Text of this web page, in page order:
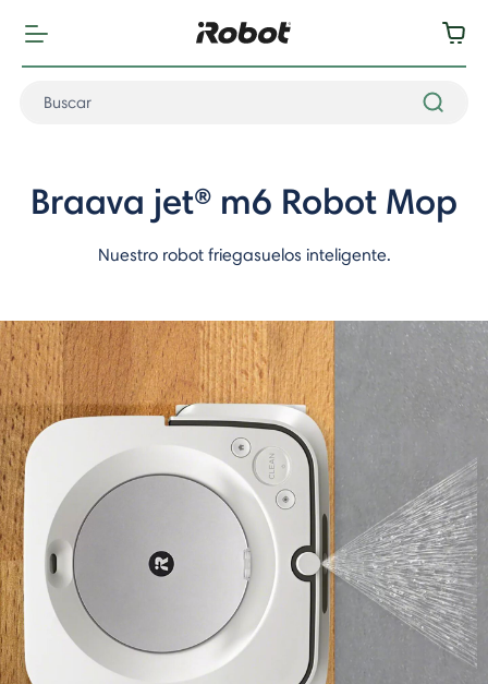
Braava jet® m6 Robot Mop
Nuestro robot friegasuelos inteligente.